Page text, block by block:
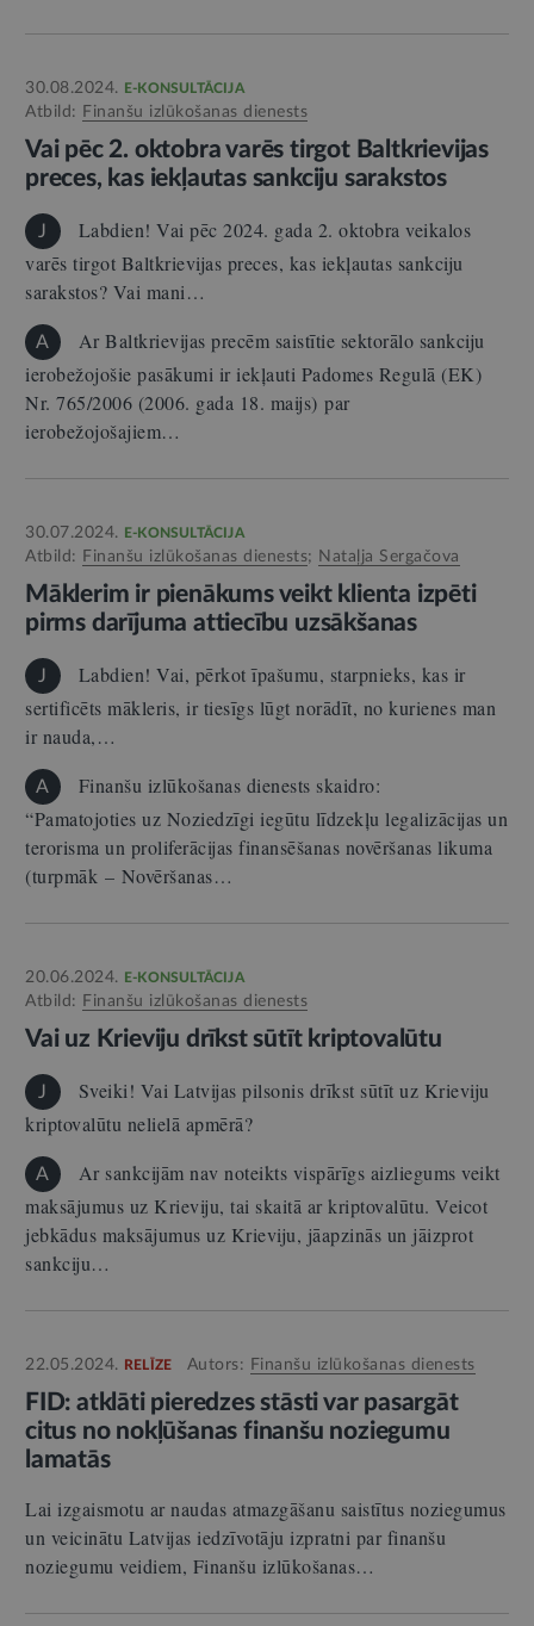
30.08.2024. E-KONSULTĀCIJA
Atbild: Finanšu izlūkošanas dienests
Vai pēc 2. oktobra varēs tirgot Baltkrievijas
preces, kas iekļautas sankciju sarakstos
J
Labdien! Vai pēc 2024. gada 2. oktobra veikalos
varēs tirgot Baltkrievijas preces, kas iekļautas sankciju
sarakstos? Vai mani…
A
Ar Baltkrievijas precēm saistītie sektorālo sankciju
ierobežojošie pasākumi ir iekļauti Padomes Regulā (EK)
Nr. 765/2006 (2006. gada 18. maijs) par
ierobežojošajiem…
30.07.2024. E-KONSULTĀCIJA
Atbild: Finanšu izlūkošanas dienests; Nataļja Sergačova
Māklerim ir pienākums veikt klienta izpēti
pirms darījuma attiecību uzsākšanas
J
Labdien! Vai, pērkot īpašumu, starpnieks, kas ir
sertificēts mākleris, ir tiesīgs lūgt norādīt, no kurienes man
ir nauda,…
A
Finanšu izlūkošanas dienests skaidro:
“Pamatojoties uz Noziedzīgi iegūtu līdzekļu legalizācijas un
terorisma un proliferācijas finansēšanas novēršanas likuma
(turpmāk – Novēršanas…
20.06.2024. E-KONSULTĀCIJA
Atbild: Finanšu izlūkošanas dienests
Vai uz Krieviju drīkst sūtīt kriptovalūtu
J
Sveiki! Vai Latvijas pilsonis drīkst sūtīt uz Krieviju
kriptovalūtu nelielā apmērā?
A
Ar sankcijām nav noteikts vispārīgs aizliegums veikt
maksājumus uz Krieviju, tai skaitā ar kriptovalūtu. Veicot
jebkādus maksājumus uz Krieviju, jāapzinās un jāizprot
sankciju…
22.05.2024. RELĪZE Autors: Finanšu izlūkošanas dienests
FID: atklāti pieredzes stāsti var pasargāt
citus no nokļūšanas finanšu noziegumu
lamatās
Lai izgaismotu ar naudas atmazgāšanu saistītus noziegumus
un veicinātu Latvijas iedzīvotāju izpratni par finanšu
noziegumu veidiem, Finanšu izlūkošanas…